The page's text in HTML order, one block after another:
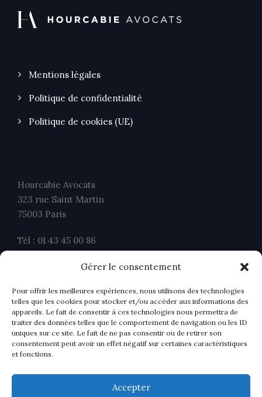
Gérer le consentement
Pour offrir les meilleures expériences, nous utilisons des technologies
telles que les cookies pour stocker et/ou accéder aux informations des
appareils. Le fait de consentir à ces technologies nous permettra de
traiter des données telles que le comportement de navigation ou les ID
uniques sur ce site. Le fait de ne pas consentir ou de retirer son
consentement peut avoir un effet négatif sur certaines caractéristiques
et fonctions.
Accepter
Mentions légales
Politique de confidentialité
Politique de cookies (UE)
Hourcabie Avocats
323 rue Saint Martin
75003 Paris
Tél : 01 43 45 00 86
contact@ahavocats.fr